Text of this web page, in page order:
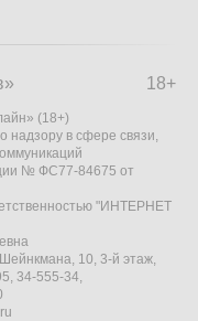
18+
(18+)
надзору в сфере связи,
№ ФС77-84675 от
"ИНТЕРНЕТ
10, 3-й этаж,
34-555-34,